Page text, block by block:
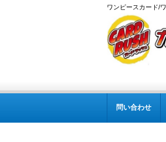
ワンピースカード/
問い合わせ